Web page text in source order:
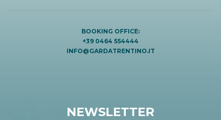
BOOKING OFFICE:
+39 0464 554444
INFO@GARDATRENTINO.IT
NEWSLETTER